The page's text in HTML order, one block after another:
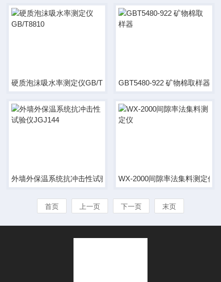
硬质泡沫吸水率测定仪GB/T8810GBT5480-922 矿物棉取样器
外墙外保温系统抗冲击性试验仪JGJ144WX-2000间隙率法集料测定仪
首页 上一页 下一页 末页